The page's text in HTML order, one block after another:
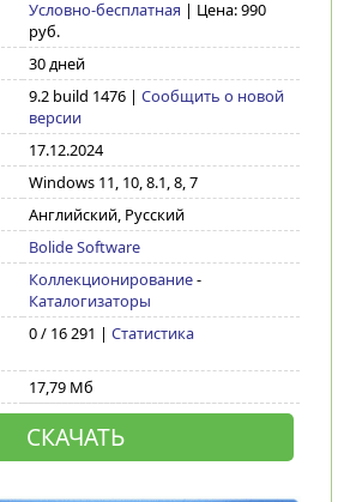
Условно-бесплатная | Цена: 990
руб.
30 дней
9.2 build 1476| Сообщить о новой
версии
17.12.2024
Windows 11, 10, 8.1, 8, 7
Английский, Русский
Bolide Software
Коллекционирование-
Каталогизаторы
0 / 16 291 | Статистика
17,79 Мб
СКАЧАТЬ